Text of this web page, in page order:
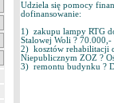
Udziela się pomocy
dofinansowanie:
1) zakupu lampy RTG
Stalowej Woli ? 70.000,-
2) kosztów rehabilitacji
Niepublicznym ZOZ ?
3) remontu budynku ?